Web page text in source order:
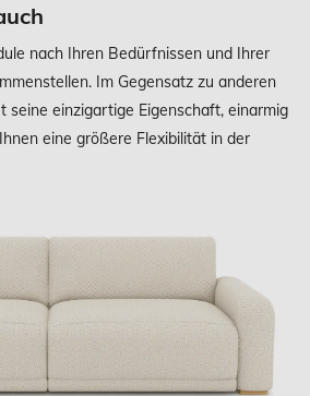
nach Ihren Bedürfnissen und Ihrer
Im Gegensatz zu anderen
seine einzigartige Eigenschaft, einarmig
eine größere Flexibilität in der